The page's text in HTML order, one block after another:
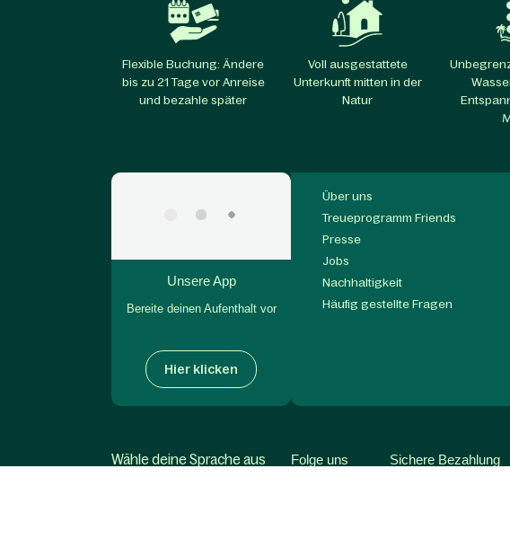
Flexible Buchung: Ändere
bis zu 21 Tage vor Anreise
und bezahle später
Voll ausgestattete
Unterkunft mitten in der
Natur
Unsere App
Bereite deinen Aufenthalt vor
Hier klicken
Über uns
Treueprogramm Friends
Presse
Jobs
Nachhaltigkeit
Häufig gestellte Fragen
Wähle deine Sprache aus Folge uns Sichere Bezahlung